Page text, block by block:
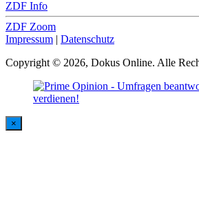
ZDF Info
ZDF Zoom
Impressum | Datenschutz
Copyright © 2026, Dokus Online. Alle
×